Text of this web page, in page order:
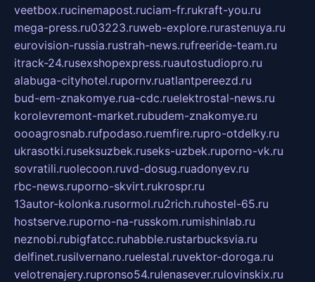
veetbox.rucinemapost.ruciam-fr.rukraft-you.ru
mega-press.ru03223.ruweb-explore.rurastenuya.ru
eurovision-russia.rustrah-news.rufreeride-team.ru
itrack-24.rusexshopexpress.ruautostudiopro.ru
alabuga-cityhotel.rupornv.ruatlantpereezd.ru
bud-em-znakomye.rua-cdc.ruelektrostal-news.ru
korolevremont-market.rubudem-znakomye.ru
oooagrosnab.rufpodaso.ruemfire.rupro-otdelky.ru
ukrasotki.ruseksuzbek.ruseks-uzbek.ruporno-vk.ru
sovratili.ruolecoon.ruvd-dosug.ruadonyev.ru
rbc-news.ruporno-skvirt.rukrospr.ru
13autor-kolonka.rusormol.ru2rich.ruhostel-65.ru
hostserve.ruporno-na-russkom.rumishinlab.ru
neznobi.rubigfatcc.ruhabble.rustarbucksvia.ru
delfinet.rusilvernano.ruelestal.ruvektor-doroga.ru
velotrenajery.rupronso54.rulenasever.rulovinskix.ru